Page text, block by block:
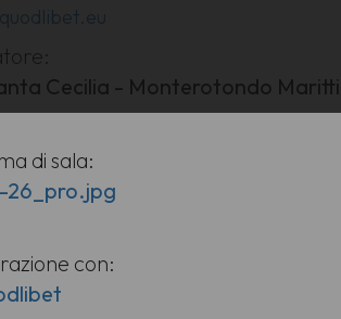
Cecilia - Monterotondo
di sala:
con: